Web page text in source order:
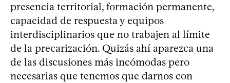
presencia territorial, formación permanente,
capacidad de respuesta y equipos
interdisciplinarios que no trabajen al límite
de la precarización. Quizás ahí aparezca una
de las discusiones más incómodas pero
necesarias que tenemos que darnos con